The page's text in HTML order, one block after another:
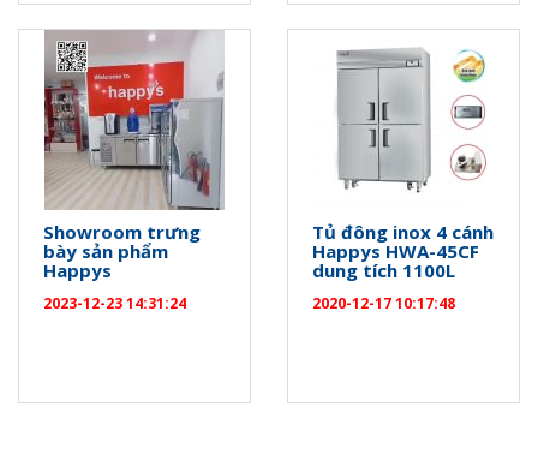
Showroom trưng
bày sản phẩm
Happys
2023-12-23 14:31:24
Tủ đông inox 4 cánh
Happys HWA-45CF
dung tích 1100L
2020-12-17 10:17:48